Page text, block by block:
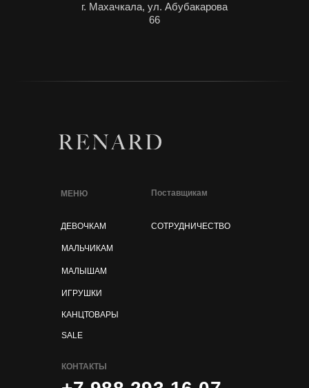
г. Махачкала, ул. Абубакарова
66
МЕНЮ
ДЕВОЧКАМ
МАЛЬЧИКАМ
МАЛЫШАМ
ИГРУШКИ
КАНЦТОВАРЫ
КОНТАКТЫ
Поставщикам
СОТРУДНИЧЕСТВО
SALE